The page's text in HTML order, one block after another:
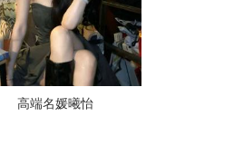
高端名媛曦怡